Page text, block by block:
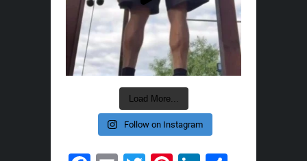
Load More...
Follow on Instagram